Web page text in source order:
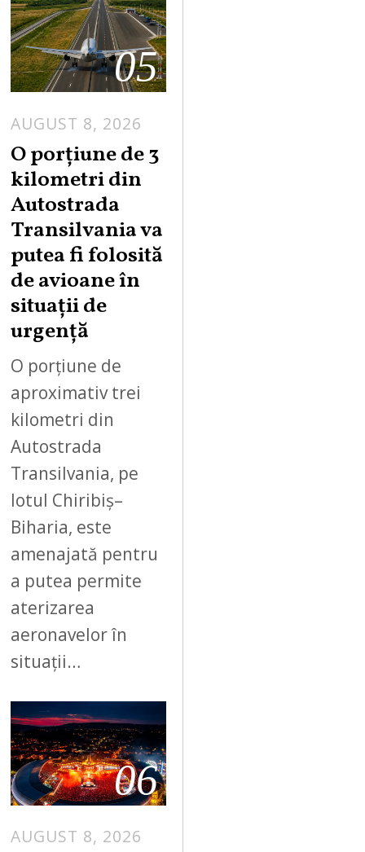
05
AUGUST 8, 2026
U
G
T
8
O porțiune de 3
kilometri din
Autostrada
Transilvania va
putea fi folosită
de avioane în
situații de
urgență
O porțiune de
aproximativ trei
kilometri din
Autostrada
Transilvania, pe
lotul Chiribiș–
Biharia, este
amenajată pentru
a putea permite
aterizarea
aeronavelor în
situații…
06
AUGUST 8, 2026